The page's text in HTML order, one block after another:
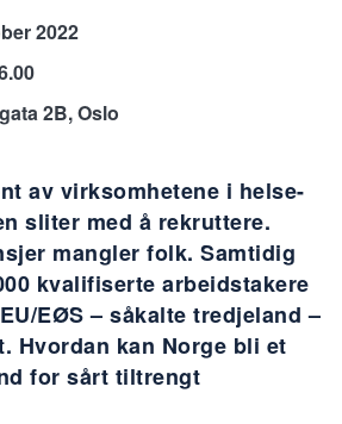
2022
2B, Oslo
av virksomhetene i helse-
sliter med å rekruttere.
mangler folk. Samtidig
kvalifiserte arbeidstakere
EØS – såkalte tredjeland –
Hvordan kan Norge bli et
for sårt tiltrengt